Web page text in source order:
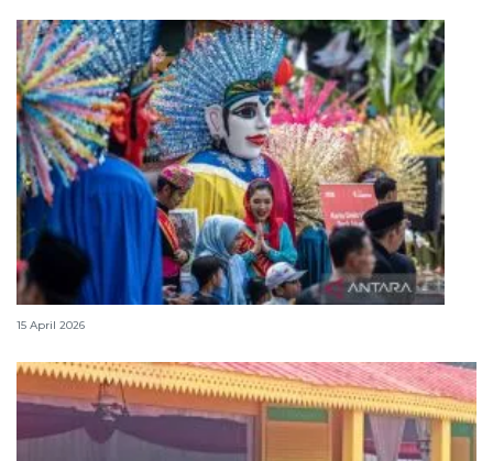
Lebaran Betawi, harmoni tradisi dan kota global
15 April 2026